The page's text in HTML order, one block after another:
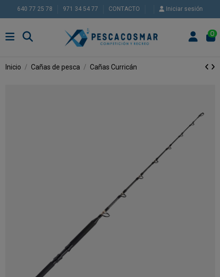
640 77 25 78 971 34 54 77 CONTACTO Iniciar sesión
0
Inicio Cañas de pesca Cañas Curricán